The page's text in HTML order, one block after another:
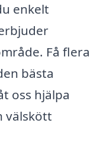
enkelt
Få flera
bästa
oss hjälpa
välskött